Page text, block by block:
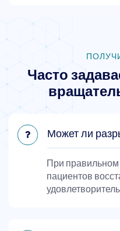
Часто
Может ли
При
пациентов